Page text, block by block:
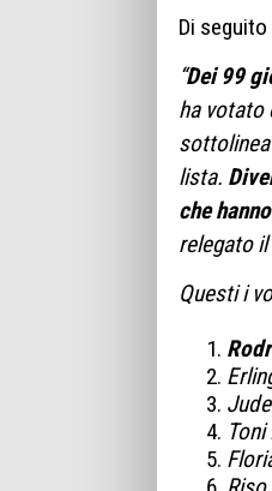
Di
“Dei 99
ha votato
lista.
che
relegato
Questi i